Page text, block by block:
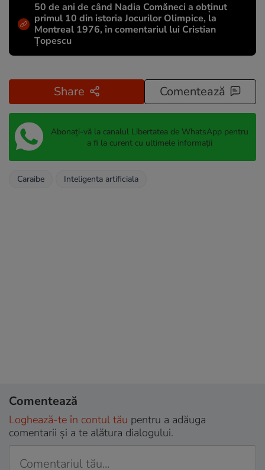
50 de ani de când Nadia Comăneci a obţinut
primul 10 din istoria Jocurilor Olimpice, la
Montreal 1976, în comentariul lui Cristian
Țopescu
Share Comentează
Abonați-vă la canalul Libertatea de WhatsApp pentru
a fi la curent cu ultimele informații
Caraibe Inteligenta artificiala
Comentează
Loghează-te în contul tău pentru a adăuga
comentarii și a te alătura dialogului.